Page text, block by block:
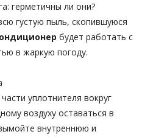
герметичны ли они?
густую пыль, скопившуюся
будет работать с
в жаркую погоду.
уплотнителя вокруг
воздуху оставаться в
внутреннюю и